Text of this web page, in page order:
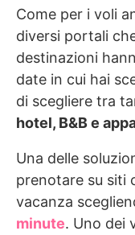
Come per i voli
diversi portali
destinazioni
date in cui hai
di scegliere tra
hotel, B&B e
Una delle
prenotare su siti
vacanza
minute. Uno dei